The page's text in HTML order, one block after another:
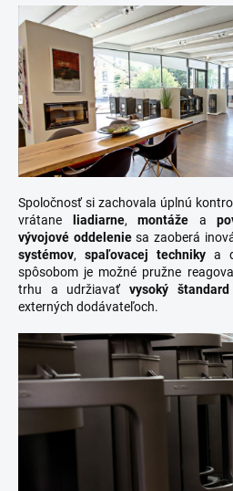
Spoločnosť si zachovala úplnú
vrátane
liadiarne, montáže a
vývojové oddeleniesa zaoberá
systémov, spaľovacej techniky a
spôsobom je možné pružne
trhu a udržiavať vysoký
externých dodávateľoch.